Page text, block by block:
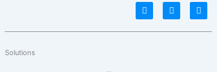
L
i
k
I
n
t
F
a
e
Solutions